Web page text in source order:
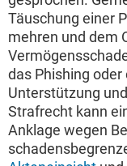
Täuschung einer
mehren und dem
das Phishing
Unterstützung
Strafrecht kann
Anklage wegen